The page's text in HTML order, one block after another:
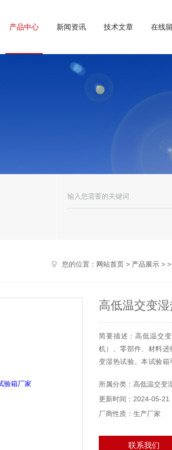
产品中心 新闻资讯 技术文章 在线
您的位置： 网站首页 > 产品展示 > >
高低温交变
简要描述：高低温交
机）、零部件、材料
变湿热试验。本试验
值，其随温度点变化而
须冷却平衡时引起凝露
所属分类：高低温交变
更新时间：2024-05-21
厂商性质：生产厂家
联系我们